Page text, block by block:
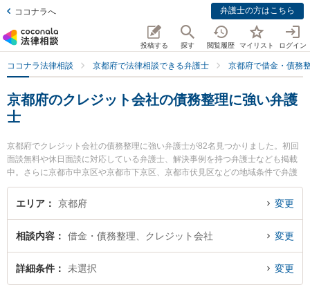
ココナラへ 弁護士の方はこちら
投稿する 探す 閲覧履歴 マイリスト ログイン
ココナラ法律相談 京都府で法律相談できる弁護士 京都府で借金・債務
京都府のクレジット会社の債務整理に強い弁護
士
京都府でクレジット会社の債務整理に強い弁護士が82名見つかりました。初回
面談無料や休日面談に対応している弁護士、解決事例を持つ弁護士なども掲載
中。さらに京都市中京区や京都市下京区、京都市伏見区などの地域条件で弁護
士を絞り込めます。借金・債務整理に関係する消費者金融の債務整理やクレジ
ット会社の債務整理、リボ払いの債務整理等の細かな分野での絞り込み検索も
ィール情報や弁護士費用、強みなどが注目されています。『京都府で土日や夜
間に発生したクレジット会社の債務整理のトラブルを今すぐに弁護士に相談し
たい』『クレジット会社の債務整理のトラブル解決の実績豊富な近くの弁護士
エリア 京都府 変更
相談内容 借金・債務整理、クレジット会社 変更
詳細条件 未選択 変更